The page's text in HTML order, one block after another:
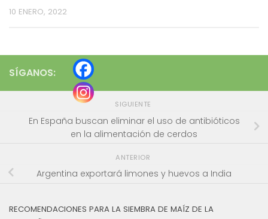
10 ENERO, 2022
SÍGANOS:
SIGUIENTE
En España buscan eliminar el uso de antibióticos
en la alimentación de cerdos
ANTERIOR
Argentina exportará limones y huevos a India
RECOMENDACIONES PARA LA SIEMBRA DE MAÍZ DE LA